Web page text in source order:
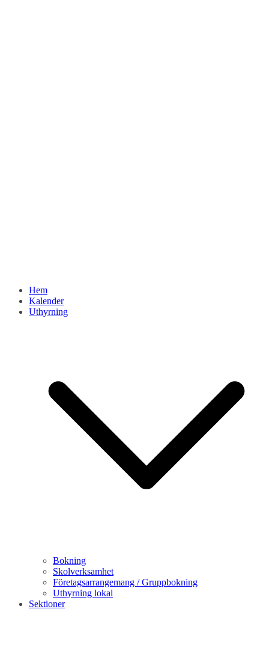
Hem
Kalender
Uthyrning
Bokning
Skolverksamhet
Företagsarrangemang / Gruppbokning
Uthyrning lokal
Sektioner